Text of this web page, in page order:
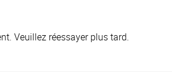
Veuillez réessayer plus tard.